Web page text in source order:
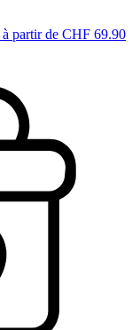
à partir de CHF 69.90